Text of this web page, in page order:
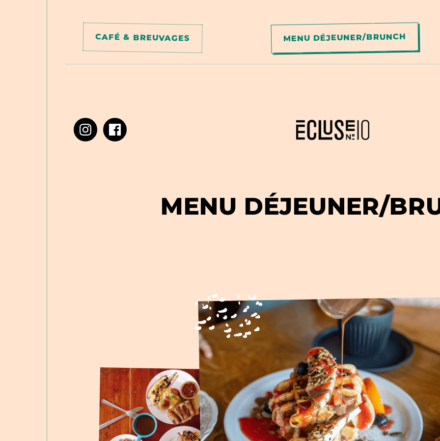
CAFÉ & BREUVAGES MENU DÉJEUNER/BRUNCH
MENU DÉJEUNER/